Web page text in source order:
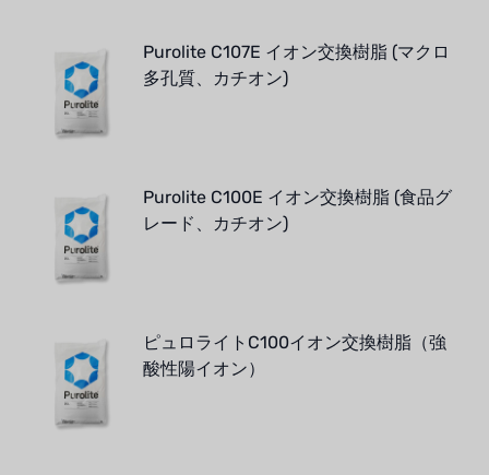
Purolite C107E イオン交換樹脂 (マクロ
多孔質、カチオン)
Purolite C100E イオン交換樹脂 (食品グ
レード、カチオン)
ピュロライトC100イオン交換樹脂（強
酸性陽イオン）